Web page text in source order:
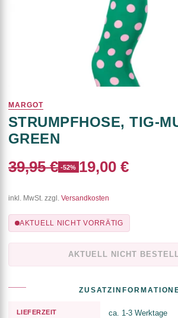
MARGOT
STRUMPFHOSE, TIG-
GREEN
39,95 € -52% 19,00 €
inkl. MwSt. zzgl. Versandkosten
AKTUELL NICHT VORRÄTIG
AKTUELL NICHT
LIEFERZEIT ca. 1-3 Werktage